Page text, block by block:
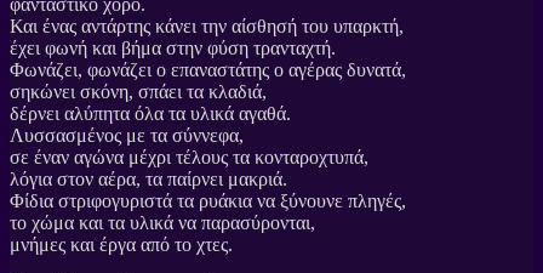
Και ένας αντάρτης κάνει την αίσθησή του υπαρκτή,
έχει φωνή και βήμα στην φύση τρανταχτή.
Φωνάζει, φωνάζει ο επαναστάτης ο αγέρας δυνατά,
σηκώνει σκόνη, σπάει τα κλαδιά,
δέρνει αλύπητα όλα τα υλικά αγαθά.
Λυσσασμένος με τα σύννεφα,
σε έναν αγώνα μέχρι τέλους τα κονταροχτυπά,
λόγια στον αέρα, τα παίρνει μακριά.
Φίδια στριφογυριστά τα ρυάκια να ξύνουνε πληγές,
το χώμα και τα υλικά να παρασύρονται,
μνήμες και έργα από το χτες.